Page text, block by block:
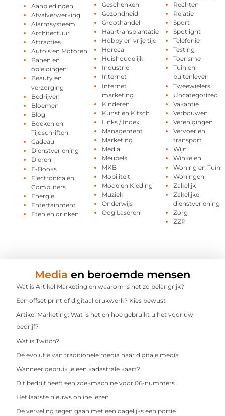
Aanbiedingen
Afvalverwerking
Alarmsysteem
Architectuur
Attracties
Auto’s en Motoren
Banen en
opleidingen
Beauty en
verzorging
Bedrijven
Bloemen
Blog
Boeken en
Tijdschriften
Cadeau
Dienstverlening
Dieren
E-Books
Electronica en
Computers
Energie
Entertainment
Eten en drinken
Geschenken
Gezondheid
Groothandel
Haartransplantatie
Hobby en vrije tijd
Horeca
Huishoudelijk
Industrie
Internet
Internet
marketing
Kinderen
Kunst en Kitsch
Links / Index
Management
Marketing
Media
Meubels
MKB
Mobiliteit
Mode en Kleding
Muziek
Onderwijs
Oog Laseren
Rechten
Relatie
Sport
Spotlight
Telefonie
Testing
Toerisme
Tuin en
buitenleven
Tweewielers
Uncategorized
Vakantie
Verbouwen
Verenigingen
Vervoer en
transport
Wijn
Winkelen
Woning en Tuin
Woningen
Zakelijk
Zakelijke
dienstverlening
Zorg
ZZP
Media en beroemde mensen
Wat is Artikel Marketing en waarom is het zo belangrijk?
Een offset print of digitaal drukwerk? Kies bewust
Artikel Marketing: Wat is het en hoe gebruikt u het voor uw
bedrijf?
Wat is Twitch?
De evolutie van traditionele media naar digitale media
Wanneer gebruik je een kadastrale kaart?
Dit bedrijf heeft een zoekmachine voor 06-nummers
Het laatste nieuws online lezen
De verveling tegen gaan met een dagelijks een portie